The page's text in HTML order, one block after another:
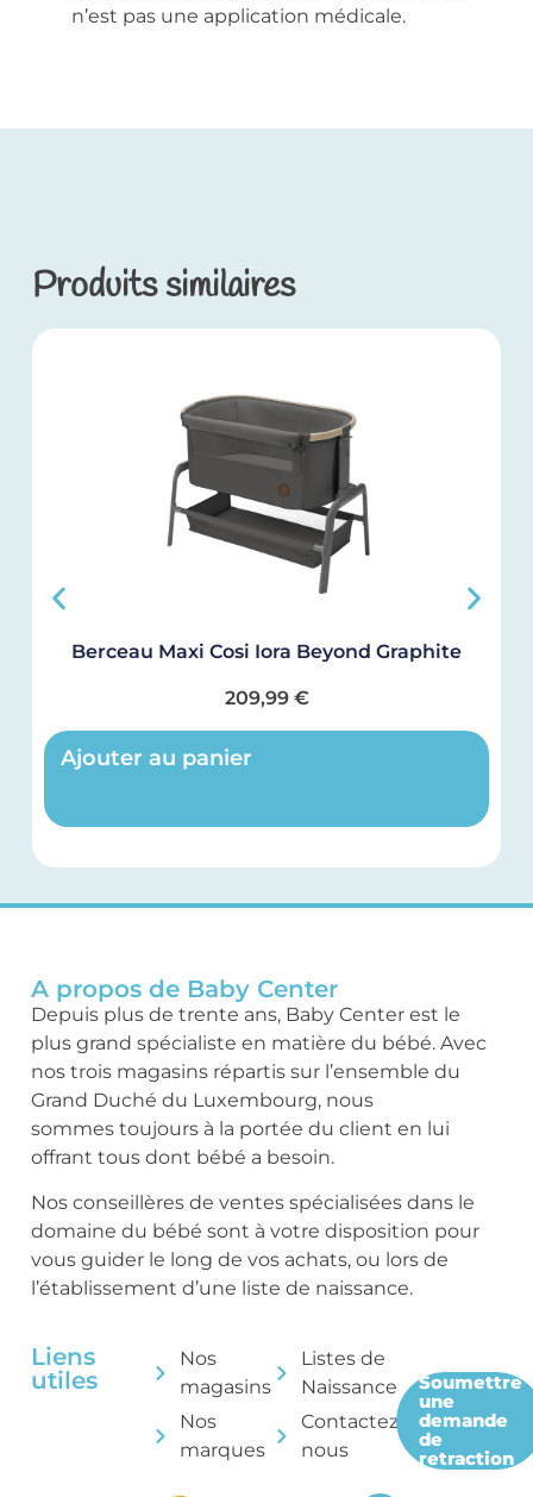
n’est pas une application médicale.
Produits similaires
Berceau Maxi Cosi Iora Beyond Graphite
209,99 €
Ajouter au panier
A propos de Baby Center
Depuis plus de trente ans, Baby Center est le
plus grand spécialiste en matière du bébé. Avec
nos trois magasins répartis sur l’ensemble du
Grand Duché du Luxembourg, nous
sommes toujours à la portée du client en lui
offrant tous dont bébé a besoin.
Nos conseillères de ventes spécialisées dans le
domaine du bébé sont à votre disposition pour
vous guider le long de vos achats, ou lors de
l’établissement d’une liste de naissance.
Liens
utiles
Nos
magasins
Nos
marques
Listes de
Naissance
Contactez-
nous
Soumettre
une
demande
de
retraction